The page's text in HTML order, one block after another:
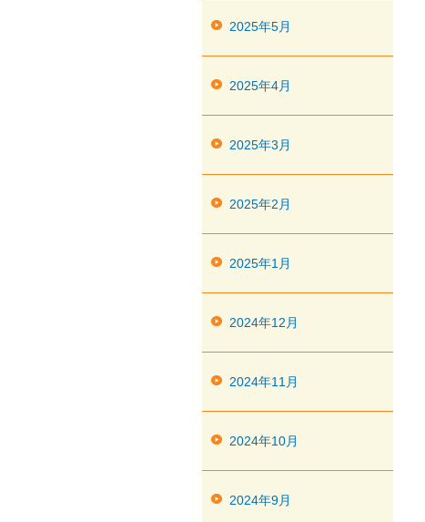
2025年5月
2025年4月
2025年3月
2025年2月
2025年1月
2024年12月
2024年11月
2024年10月
2024年9月